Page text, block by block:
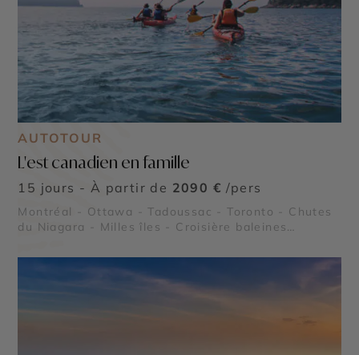
AUTOTOUR
L'est canadien en famille
15 jours - À partir de 2090 € /pers
Montréal - Ottawa - Tadoussac - Toronto - Chutes
du Niagara - Milles îles - Croisière baleines
- Parc national des Hautes Gorges de la Rivière
Malbaie - Île aux Coudres - Parc national des
Grands Jardins - Parc national Mauricie - Le Saint